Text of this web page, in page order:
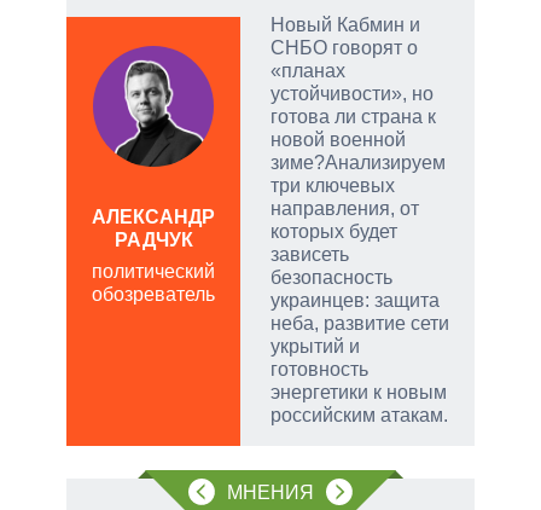
Новый Кабмин и
СНБО говорят о
«планах
устойчивости», но
готова ли страна к
новой военной
зиме?Анализируем
три ключевых
направления, от
которых будет
зависеть
безопасность
украинцев: защита
неба, развитие сети
укрытий и
готовность
энергетики к новым
российским атакам.
АЛЕКСАНДР
РАДЧУК
политический
обозреватель
МНЕНИЯ